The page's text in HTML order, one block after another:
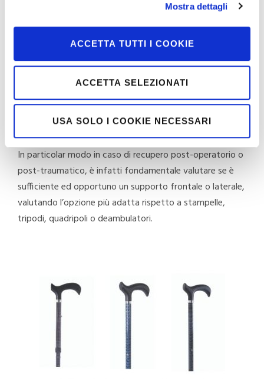
Mostra dettagli
ACCETTA TUTTI I COOKIE
ACCETTA SELEZIONATI
USA SOLO I COOKIE NECESSARI
Prima di passare in rassegna le tipologie di bastone
disponibili sul mercato, o di immaginare quale “outfit”
coordinare con il proprio bastone, è importante
bastone costituisca l’ausilio più idoneo alla nostra
In particolar modo in caso di recupero post-operatorio o
post-traumatico, è infatti fondamentale valutare se è
sufficiente ed opportuno un supporto frontale o laterale,
valutando l’opzione più adatta rispetto a stampelle,
tripodi, quadripoli o deambulatori.